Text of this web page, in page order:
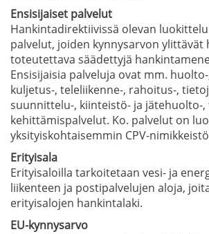
Ensisijaiset palvelut
Hankintadirektiivissä olevan
palvelut, joiden kynnysarvon ylittävät
toteutettava säädettyjä
Ensisijaisia palveluja ovat mm.
kuljetus-, teleliikenne-, rahoitus-,
suunnittelu-, kiinteistö- ja jätehuolto-,
kehittämispalvelut. Ko. palvelut on
yksityiskohtaisemmin CPV-
Erityisala
Erityisaloilla tarkoitetaan vesi- ja
liikenteen ja postipalvelujen aloja,
erityisalojen hankintalaki.
EU-kynnysarvo